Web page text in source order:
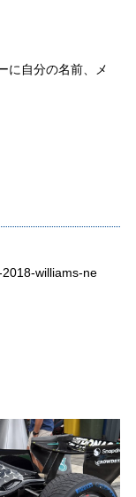
に自分の名前、メ
williams-ne